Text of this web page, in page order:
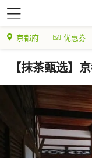
京都府 优惠券
【抹茶甄选】